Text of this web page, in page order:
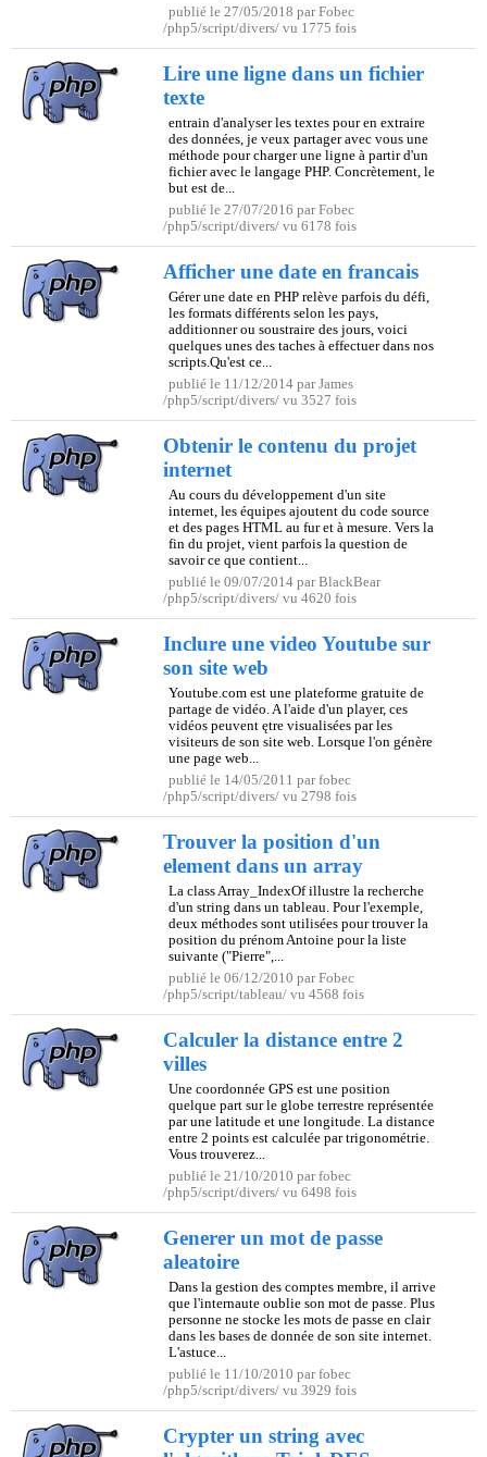
publié le 27/05/2018 par Fobec
/php5/script/divers/ vu 1775 fois
Lire une ligne dans un fichier
texte
entrain d'analyser les textes pour en extraire
des données, je veux partager avec vous une
méthode pour charger une ligne à partir d'un
fichier avec le langage PHP. Concrètement, le
but est de...
publié le 27/07/2016 par Fobec
/php5/script/divers/ vu 6178 fois
Afficher une date en francais
Gérer une date en PHP relève parfois du défi,
les formats différents selon les pays,
additionner ou soustraire des jours, voici
quelques unes des taches à effectuer dans nos
scripts.Qu'est ce...
publié le 11/12/2014 par James
/php5/script/divers/ vu 3527 fois
Obtenir le contenu du projet
internet
Au cours du développement d'un site
internet, les équipes ajoutent du code source
et des pages HTML au fur et à mesure. Vers la
fin du projet, vient parfois la question de
savoir ce que contient...
publié le 09/07/2014 par BlackBear
/php5/script/divers/ vu 4620 fois
Inclure une video Youtube sur
son site web
Youtube.com est une plateforme gratuite de
partage de vidéo. A l'aide d'un player, ces
vidéos peuvent ętre visualisées par les
visiteurs de son site web. Lorsque l'on génère
une page web...
publié le 14/05/2011 par fobec
/php5/script/divers/ vu 2798 fois
Trouver la position d'un
element dans un array
La class Array_IndexOf illustre la recherche
d'un string dans un tableau. Pour l'exemple,
deux méthodes sont utilisées pour trouver la
position du prénom Antoine pour la liste
suivante ("Pierre",...
publié le 06/12/2010 par Fobec
/php5/script/tableau/ vu 4568 fois
Calculer la distance entre 2
villes
Une coordonnée GPS est une position
quelque part sur le globe terrestre représentée
par une latitude et une longitude. La distance
entre 2 points est calculée par trigonométrie.
Vous trouverez...
publié le 21/10/2010 par fobec
/php5/script/divers/ vu 6498 fois
Generer un mot de passe
aleatoire
Dans la gestion des comptes membre, il arrive
que l'internaute oublie son mot de passe. Plus
personne ne stocke les mots de passe en clair
dans les bases de donnée de son site internet.
L'astuce...
publié le 11/10/2010 par fobec
/php5/script/divers/ vu 3929 fois
Crypter un string avec